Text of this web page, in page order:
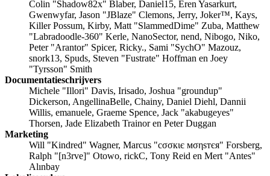
Colin "Shadow82x" Blaber, Daniel15, Eren Yasarkurt,
Gwenwyfar, Jason "JBlaze" Clemons, Jerry, Joker™, Kays,
Killer Possum, Kirby, Matt "SlammedDime" Zuba, Matthew
"Labradoodle-360" Kerle, NanoSector, nend, Nibogo, Niko,
Peter "Arantor" Spicer, Ricky., Sami "SychO" Mazouz,
snork13, Spuds, Steven "Fustrate" Hoffman en Joey
"Tyrsson" Smith
Documentatieschrijvers
Michele "Illori" Davis, Irisado, Joshua "groundup"
Dickerson, AngellinaBelle, Chainy, Daniel Diehl, Dannii
Willis, emanuele, Graeme Spence, Jack "akabugeyes"
Thorsen, Jade Elizabeth Trainor en Peter Duggan
Marketing
Will "Kindred" Wagner, Marcus "cσσкιє мσηѕтєя" Forsberg,
Ralph "[n3rve]" Otowo, rickC, Tony Reid en Mert "Antes"
Alınbay